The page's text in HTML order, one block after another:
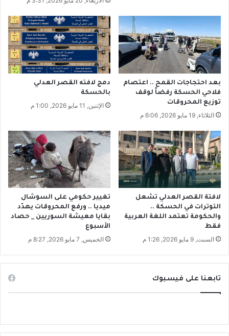
ي
ف
ي
س
ق
ا
ل
ج
ع
ة
ل
ف
ر
ي
ع
م
ل
م
ي
ك
ر
و
س
و
ف
ت
بعد احتجاجات القمح .. اعتصام
فلاحي الحسكة رفضاً لوقف
توزيع المحروقات
الثلاثاء, 19 مايو 2026, 6:06 م
دمج لافته القصر العدلي
بالحسكة
الإثنين, 11 مايو 2026, 1:00 م
لافتة القصر العدلي تشعل
التوترات في الحسكة ..
والحكومة تعتمد اللغة العربية
فقط
السبت, 9 مايو 2026, 1:26 م
تغيير حكومي على السوشال
ميديا .. ورفع المحروقات يهدّد
بقايا معيشة السوريين _ حصاد
الأسبوع
الخميس, 7 مايو 2026, 8:27 م
تابعنا على فيسبوك